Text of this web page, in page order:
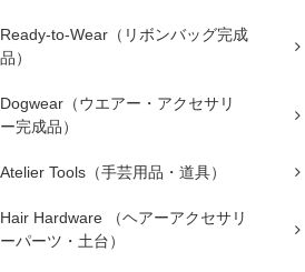
Ready-to-Wear（リボンバッグ完成
品）
Dogwear（ウエアー・アクセサリ
ー完成品）
Atelier Tools（手芸用品・道具）
Hair Hardware （ヘアーアクセサリ
ーパーツ・土台）